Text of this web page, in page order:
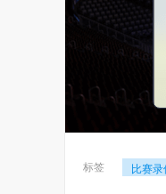
标签 比赛录